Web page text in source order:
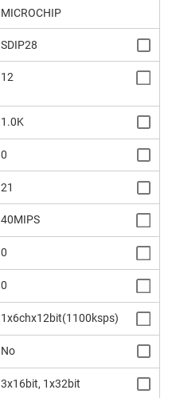
MICROCHIP
SDIP28
12
1.0K
0
21
40MIPS
0
0
1x6chx12bit(1100ksps)
No
3x16bit, 1x32bit